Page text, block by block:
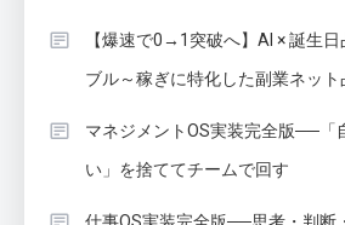
【爆速で0→1突破へ】AI × 誕生
ブル～稼ぎに特化した副業ネット
マネジメントOS実装完全版──「
い」を捨ててチームで回す